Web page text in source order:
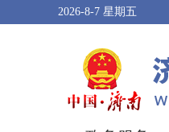
2026-8-7 星期五